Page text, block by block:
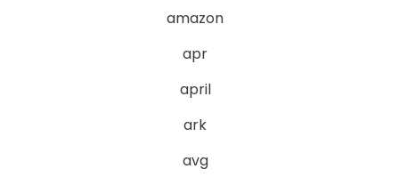
amazon
apr
april
ark
avg